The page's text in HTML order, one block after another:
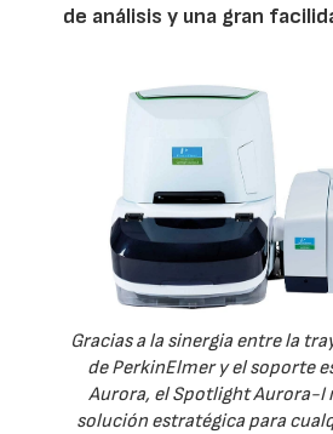
de análisis y una gran
Gracias a la sinergia entre la
de PerkinElmer y el soporte
Aurora, el Spotlight Aurora-I
solución estratégica para